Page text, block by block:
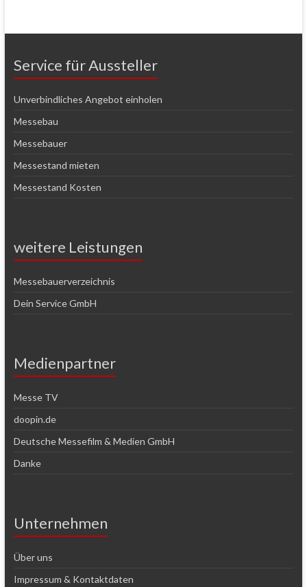
Service für Aussteller
Unverbindliches Angebot einholen
Messebau
Messebauer
Messestand mieten
Messestand Kosten
weitere Leistungen
Messebauerverzeichnis
Dein Service GmbH
Medienpartner
Messe TV
doopin.de
Deutsche Messefilm & Medien GmbH
Danke
Unternehmen
Über uns
Impressum & Kontaktdaten